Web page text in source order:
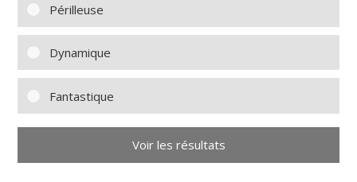
Périlleuse
Dynamique
Fantastique
Voir les résultats